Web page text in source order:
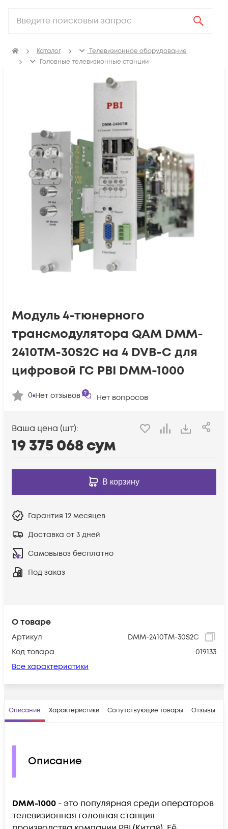
Каталог
Телевизионное оборудование
Головные телевизионные станции
О товаре
Артикул
DMM-2410TM-30S2C
Код товара
019133
Все характеристики
Модуль 4-тюнерного
трансмодулятора QAM DMM-
2410TM-30S2C на 4 DVB-C для
цифровой ГС PBI DMM-1000
0 Нет отзывов Нет вопросов
Ваша цена (шт):
19 375 068сум
В корзину
Гарантия 12 месяцев
Доставка от 3 дней
Самовывоз бесплатно
Под заказ
Описание Характеристики Сопутствующие товары Отзывы
Описание
DMM-1000 - это популярная среди операторов
телевизионная головная станция